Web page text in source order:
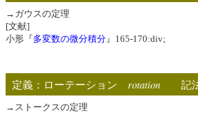
→ガウスの定理
[文献]
小形『多変数の微分積分』165-170:div;
定義：ローテーション rotation 記
→ストークスの定理